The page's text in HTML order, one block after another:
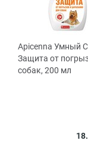
Apicenna Умный
Защита от
собак, 200 мл